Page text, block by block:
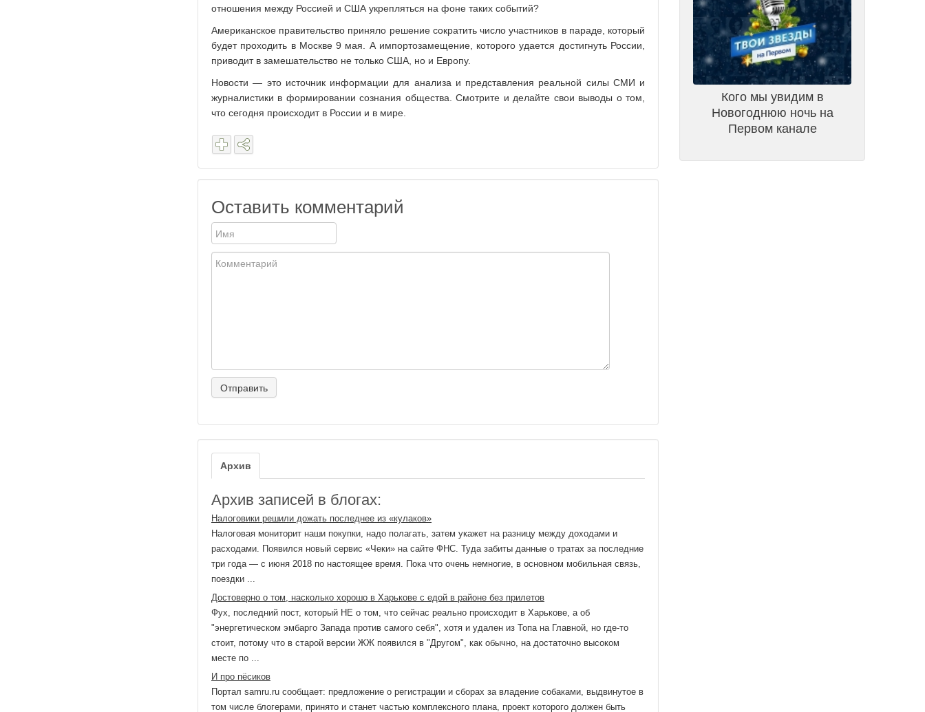
отношения между Россией и США укрепляться на фоне таких событий?
Американское правительство приняло решение сократить число участников в параде, который
будет проходить в Москве 9 мая. А импортозамещение, которого удается достигнуть России,
приводит в замешательство не только США, но и Европу.
Новости — это источник информации для анализа и представления реальной силы СМИ и
журналистики в формировании сознания общества. Смотрите и делайте свои выводы о том,
что сегодня происходит в России и в мире.
Оставить комментарий
Архив
Архив записей в блогах:
Налоговики решили дожать последнее из «кулаков»
Налоговая мониторит наши покупки, надо полагать, затем укажет на разницу между доходами и
расходами. Появился новый сервис «Чеки» на сайте ФНС. Туда забиты данные о тратах за последние
три года — с июня 2018 по настоящее время. Пока что очень немногие, в основном мобильная связь,
поездки ...
Достоверно о том, насколько хорошо в Харькове с едой в районе без прилетов
Фух, последний пост, который НЕ о том, что сейчас реально происходит в Харькове, а об
"энергетическом эмбарго Запада против самого себя", хотя и удален из Топа на Главной, но где-то
стоит, потому что в старой версии ЖЖ появился в "Другом", как обычно, на достаточно высоком
месте по ...
И про пёсиков
Портал samru.ru сообщает: предложение о регистрации и сборах за владение собаками, выдвинутое в
том числе блогерами, принято и станет частью комплексного плана, проект которого должен быть
Кого мы увидим в
Новогоднюю ночь на
Первом канале